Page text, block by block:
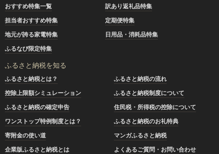
米』をずどーーんっと開始しました。追加したものに関して
はこちら！！！
北海道奈井江町 ゆめぴりか 玄米 30kg
北海道奈井江町 ななつぼし 玄米 30kg
奈井江の美味しいおコメを皆さまにお届けできたら嬉しく思
います。是非応援よろしくお願いします。
近日中に【定期便】や【無洗米】を含む【ゆめぴりか・なな
つぼし 精米 ５㎏ １０㎏ １５㎏】の令和７年度産のお
届けを開始します。楽しみにしていただけると嬉しいです。
---------------------------------------------------
おすすめ特集一覧
訳あり返礼品特集
担当者おすすめ特集
定期便特集
地元が誇る家電特集
日用品・消耗品特集
ふるなび限定特集
ふるさと納税を知る
ふるさと納税とは？
ふるさと納税の流れ
控除上限額シミュレーション
ふるさと納税制度について
ふるさと納税の確定申告
住民税・所得税の控除について
ワンストップ特例制度とは？
ふるさと納税のお礼特典
寄附金の使い道
マンガふるさと納税
企業版ふるさと納税とは
よくあるご質問・お問い合わせ